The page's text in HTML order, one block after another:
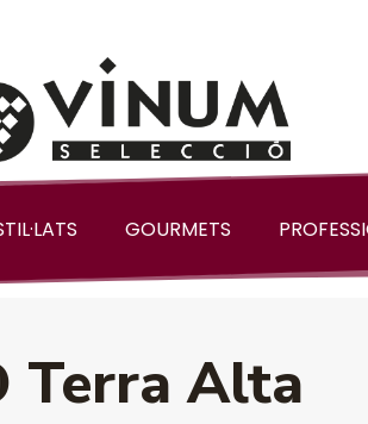
GOURMETS
Terra Alta